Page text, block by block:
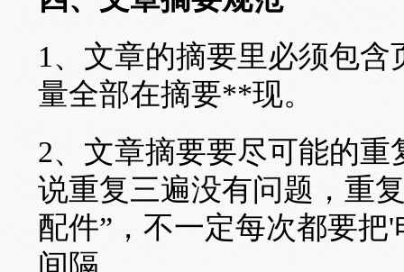
1、文章的摘要里必须包
量全部在摘要**现。
2、文章摘要要尽可能的
说重复三遍没有问题，重
配件”，不一定每次都要把
间隔。